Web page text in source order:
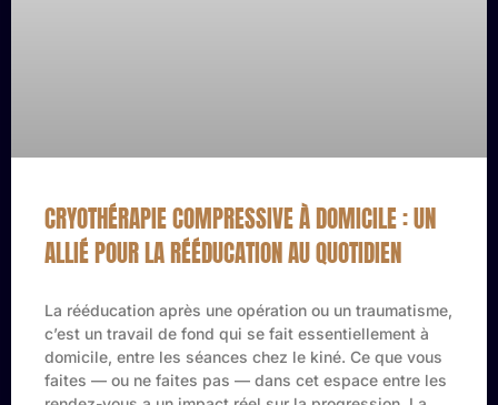
CRYOTHÉRAPIE COMPRESSIVE À DOMICILE : UN
ALLIÉ POUR LA RÉÉDUCATION AU QUOTIDIEN
La rééducation après une opération ou un traumatisme,
c’est un travail de fond qui se fait essentiellement à
domicile, entre les séances chez le kiné. Ce que vous
faites — ou ne faites pas — dans cet espace entre les